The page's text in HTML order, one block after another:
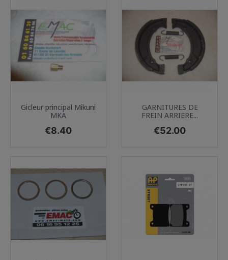
Gicleur principal Mikuni
MKA
Price
€8.40
GARNITURES DE
FREIN ARRIERE...
Price
€52.00